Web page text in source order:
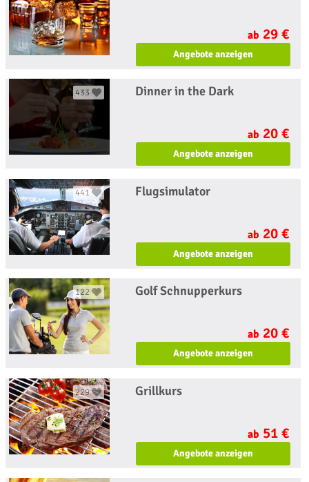
ab 29 €
Angebote anzeigen
433 Dinner in the Dark
ab 20 €
Angebote anzeigen
441 Flugsimulator
ab 20 €
Angebote anzeigen
122 Golf Schnupperkurs
ab 20 €
Angebote anzeigen
229 Grillkurs
ab 51 €
Angebote anzeigen